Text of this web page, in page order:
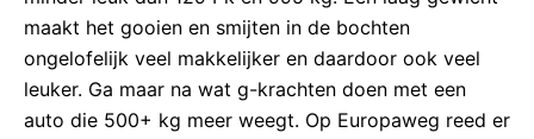
maakt het gooien en smijten in de bochten
ongelofelijk veel makkelijker en daardoor ook veel
leuker. Ga maar na wat g-krachten doen met een
auto die 500+ kg meer weegt. Op Europaweg reed er